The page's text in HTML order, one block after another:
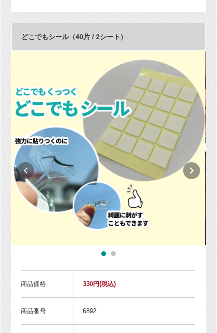
どこでもシール（40片 / 2シート）
商品価格 330円(税込)
商品番号 6892